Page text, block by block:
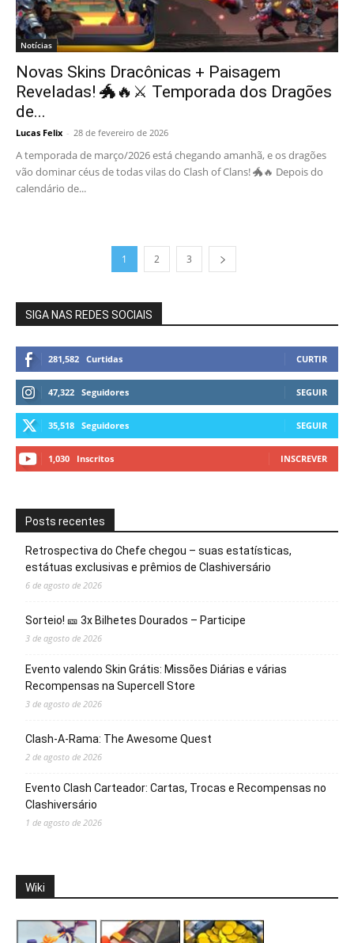
Notícias
Novas Skins Dracônicas + Paisagem
Reveladas! 🐲🔥⚔️ Temporada dos Dragões
de...
Lucas Felix - 28 de fevereiro de 2026
A temporada de março/2026 está chegando amanhã, e os dragões
vão dominar céus de todas vilas do Clash of Clans! 🐲🔥 Depois do
calendário de...
1 2 3
SIGA NAS REDES SOCIAIS
281,582 Curtidas CURTIR
47,322 Seguidores SEGUIR
35,518 Seguidores SEGUIR
1,030 Inscritos INSCREVER
Posts recentes
Retrospectiva do Chefe chegou – suas estatísticas,
estátuas exclusivas e prêmios de Clashiversário
6 de agosto de 2026
Sorteio! 🎫 3x Bilhetes Dourados – Participe
3 de agosto de 2026
Evento valendo Skin Grátis: Missões Diárias e várias
Recompensas na Supercell Store
3 de agosto de 2026
Clash-A-Rama: The Awesome Quest
2 de agosto de 2026
Evento Clash Carteador: Cartas, Trocas e Recompensas no
Clashiversário
1 de agosto de 2026
Wiki